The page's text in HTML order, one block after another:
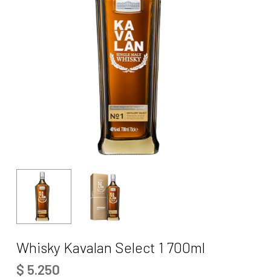
Whisky Kavalan Select 1 700ml
$ 5.250